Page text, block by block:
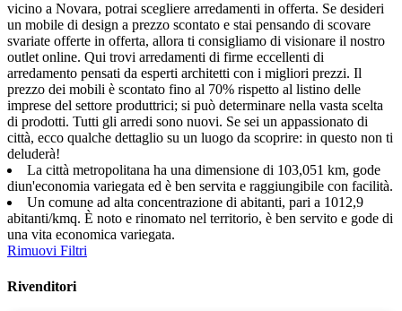
vicino a Novara, potrai scegliere arredamenti in offerta. Se desideri
un mobile di design a prezzo scontato e stai pensando di scovare
svariate offerte in offerta, allora ti consigliamo di visionare il nostro
outlet online. Qui trovi arredamenti di firme eccellenti di
arredamento pensati da esperti architetti con i migliori prezzi. Il
prezzo dei mobili è scontato fino al 70% rispetto al listino delle
imprese del settore produttrici; si può determinare nella vasta scelta
di prodotti. Tutti gli arredi sono nuovi. Se sei un appassionato di
città, ecco qualche dettaglio su un luogo da scoprire: in questo non ti
deluderà!
La città metropolitana ha una dimensione di 103,051 km, gode
diun'economia variegata ed è ben servita e raggiungibile con facilità.
Un comune ad alta concentrazione di abitanti, pari a 1012,9
abitanti/kmq. È noto e rinomato nel territorio, è ben servito e gode di
una vita economica variegata.
Rimuovi Filtri
Rivenditori